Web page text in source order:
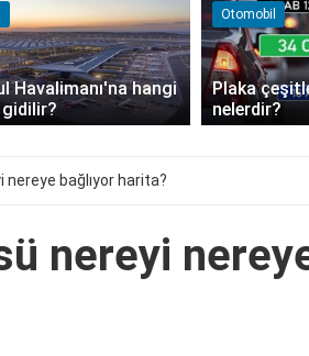
Havalimanı'na hangi
Otomobil
Plaka
nelerdir?
bağlıyor harita?
nereyi